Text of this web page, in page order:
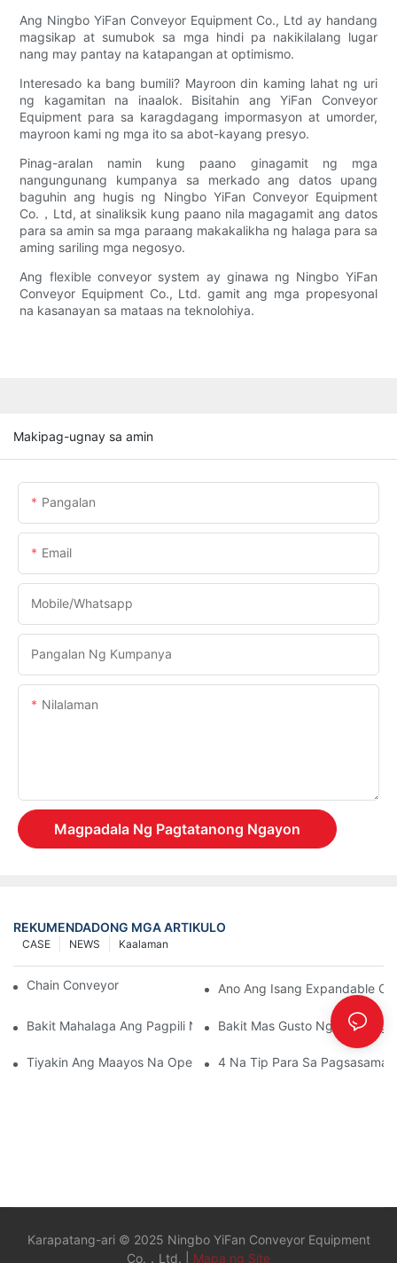
Ang Ningbo YiFan Conveyor Equipment Co., Ltd ay handang
magsikap at sumubok sa mga hindi pa nakikilalang lugar
nang may pantay na katapangan at optimismo.
Interesado ka bang bumili? Mayroon din kaming lahat ng uri
ng kagamitan na inaalok. Bisitahin ang YiFan Conveyor
Equipment para sa karagdagang impormasyon at umorder,
mayroon kami ng mga ito sa abot-kayang presyo.
Pinag-aralan namin kung paano ginagamit ng mga
nangungunang kumpanya sa merkado ang datos upang
baguhin ang hugis ng Ningbo YiFan Conveyor Equipment
Co.，Ltd, at sinaliksik kung paano nila magagamit ang datos
para sa amin sa mga paraang makakalikha ng halaga para sa
aming sariling mga negosyo.
Ang flexible conveyor system ay ginawa ng Ningbo YiFan
Conveyor Equipment Co., Ltd. gamit ang mga propesyonal
na kasanayan sa mataas na teknolohiya.
Makipag-ugnay sa amin
Pangalan
Email
Mobile/Whatsapp
Pangalan Ng Kumpanya
Nilalaman
Magpadala Ng Pagtatanong Ngayon
REKUMENDADONG MGA ARTIKULO
Kaalaman
NEWS
CASE
Chain Conveyor Vs Roller ConveyorAno Ang Isang Expandable
Bakit Mahalaga Ang Pagpili Ng Mapagkakatiwalaang
Bakit Mas Gusto Ng Mga
Tiyakin Ang Maayos Na Operasyon Ng Mga Bahagi Ng
4 Na Tip Para Sa Pagsasama
Karapatang-ari © 2025 Ningbo YiFan Conveyor Equipment
Co.，Ltd. |
Mapa ng Site